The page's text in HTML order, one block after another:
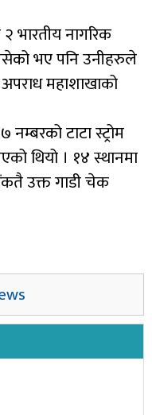
भारतीय नागरिक
भए पनि उनीहरुले
महाशाखाको
टाटा स्ट्रोम
थियो । १४ स्थानमा
उक्त गाडी चेक